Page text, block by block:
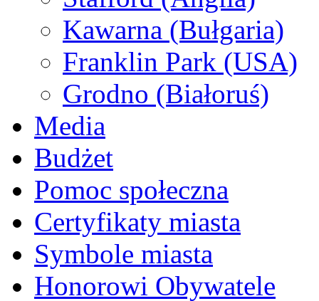
Kawarna (Bułgaria)
Franklin Park (USA)
Grodno (Białoruś)
Media
Budżet
Pomoc społeczna
Certyfikaty miasta
Symbole miasta
Honorowi Obywatele